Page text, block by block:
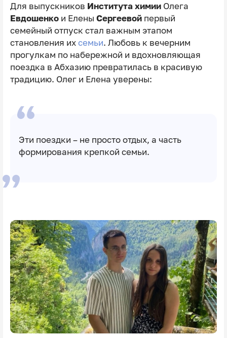
Для выпускников Института химии Олега
Евдошенкои Елены Сергеевой первый
семейный отпуск стал важным этапом
становления их семьи. Любовь к вечерним
прогулкам по набережной и вдохновляющая
поездка в Абхазию превратилась в красивую
традицию. Олег и Елена уверены:
Эти поездки – не просто отдых, а часть
формирования крепкой семьи.